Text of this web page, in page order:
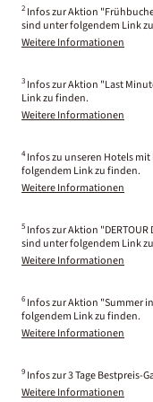
2 Infos zur Aktion
sind unter folgendem Link
Weitere Informationen
3 Infos zur Aktion "Last
Link zu finden.
Weitere Informationen
4 Infos zu unseren Hotels
folgendem Link zu finden.
Weitere Informationen
5 Infos zur Aktion "DERTOUR
sind unter folgendem Link
Weitere Informationen
6 Infos zur Aktion "Summer
folgendem Link zu finden.
Weitere Informationen
9 Infos zur 3 Tage
Weitere Informationen